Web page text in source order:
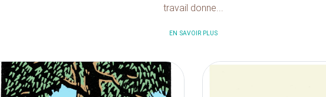
travail donne...
EN SAVOIR PLUS